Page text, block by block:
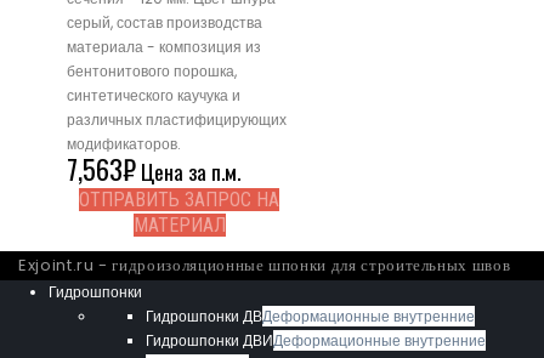
серый, состав производства
материала - композиция из
бентонитового порошка,
синтетического каучука и
различных пластифицирующих
модификаторов.
7,563₽Цена за п.м.
ОТПРАВИТЬ ЗАПРОС НА
МАТЕРИАЛ
Exjoint.ru - гидроизоляционные шпонки для строительных швов
Гидрошпонки
Гидрошпонки ДВДеформационные внутренние
Гидрошпонки ДВИДеформационные внутренние